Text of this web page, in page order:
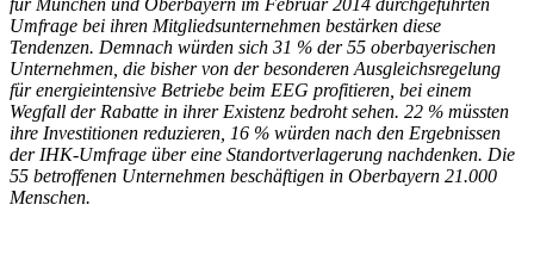
für München und Oberbayern im Februar 2014 durchgeführten
Umfrage bei ihren Mitgliedsunternehmen bestärken diese
Tendenzen. Demnach würden sich 31 % der 55 oberbayerischen
Unternehmen, die bisher von der besonderen Ausgleichsregelung
für energieintensive Betriebe beim EEG profitieren, bei einem
Wegfall der Rabatte in ihrer Existenz bedroht sehen. 22 % müssten
ihre Investitionen reduzieren, 16 % würden nach den Ergebnissen
der IHK-Umfrage über eine Standortverlagerung nachdenken. Die
55 betroffenen Unternehmen beschäftigen in Oberbayern 21.000
Menschen.